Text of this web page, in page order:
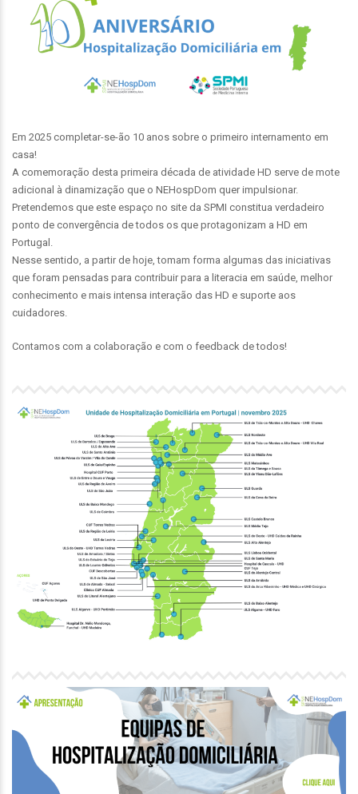
Em 2025 completar-se-ão 10 anos sobre o primeiro internamento em
casa!
A comemoração desta primeira década de atividade HD serve de mote
adicional à dinamização que o NEHospDom quer impulsionar.
Pretendemos que este espaço no site da SPMI constitua verdadeiro
ponto de convergência de todos os que protagonizam a HD em
Portugal.
Nesse sentido, a partir de hoje, tomam forma algumas das iniciativas
que foram pensadas para contribuir para a literacia em saúde, melhor
conhecimento e mais intensa interação das HD e suporte aos
cuidadores.
Contamos com a colaboração e com o feedback de todos!